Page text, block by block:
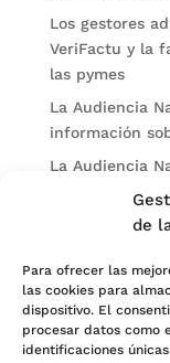
de
Para ofrecer las
las cookies para
dispositivo. El
procesar datos como
identificaciones
Los gestores
VeriFactu y la
las pymes
La Audiencia
información
La Audiencia
el prompt por
Categorías
Actualidad
Noticias